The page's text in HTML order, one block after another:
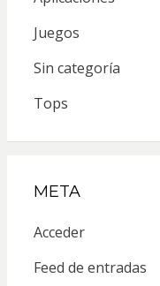
Juegos
Sin categoría
Tops
META
Acceder
Feed de entradas